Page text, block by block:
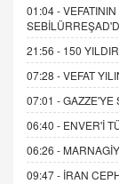
01:04 -
21:56 - 150
07:28 -VEFAT
07:01 -GAZZE'YE
06:40 - ENVER'İ
06:26 -
09:47 - İRAN